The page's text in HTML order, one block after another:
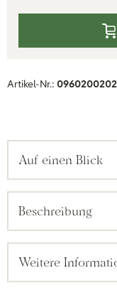
Artikel-Nr.: 0960200202
Auf einen Blick
Beschreibung
Weitere